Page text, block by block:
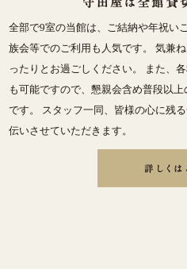
全部で9室の当館は、ご結納や年祝い
族会等でのご利用も人気です。 気兼
ったりとお過ごしください。 また、
も可能ですので、懇親会含め普段以
です。 スタッフ一同、皆様の心に残
伝いさせていただきます。